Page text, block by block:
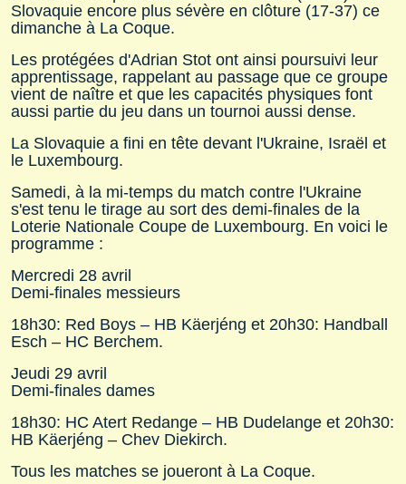
Slovaquie encore plus sévère en clôture (17-37) ce
dimanche à La Coque.
Les protégées d'Adrian Stot ont ainsi poursuivi leur
apprentissage, rappelant au passage que ce groupe
vient de naître et que les capacités physiques font
aussi partie du jeu dans un tournoi aussi dense.
La Slovaquie a fini en tête devant l'Ukraine, Israël et
le Luxembourg.
Samedi, à la mi-temps du match contre l'Ukraine
s'est tenu le tirage au sort des demi-finales de la
Loterie Nationale Coupe de Luxembourg. En voici le
programme :
Mercredi 28 avril
Demi-finales messieurs
18h30: Red Boys – HB Käerjéng et 20h30: Handball
Esch – HC Berchem.
Jeudi 29 avril
Demi-finales dames
18h30: HC Atert Redange – HB Dudelange et 20h30:
HB Käerjéng – Chev Diekirch.
Tous les matches se joueront à La Coque.